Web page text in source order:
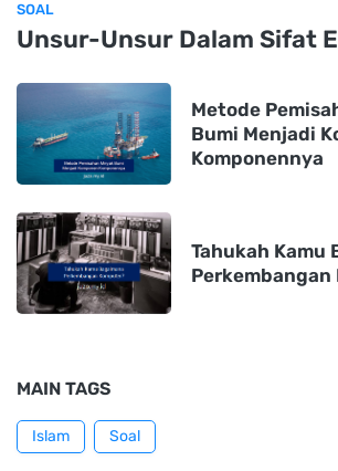
SOAL
Unsur-Unsur Dalam Sifat
Metode
Bumi Menjadi
Komponennya
Tahukah Kamu
Perkembangan
MAIN TAGS
Islam Soal